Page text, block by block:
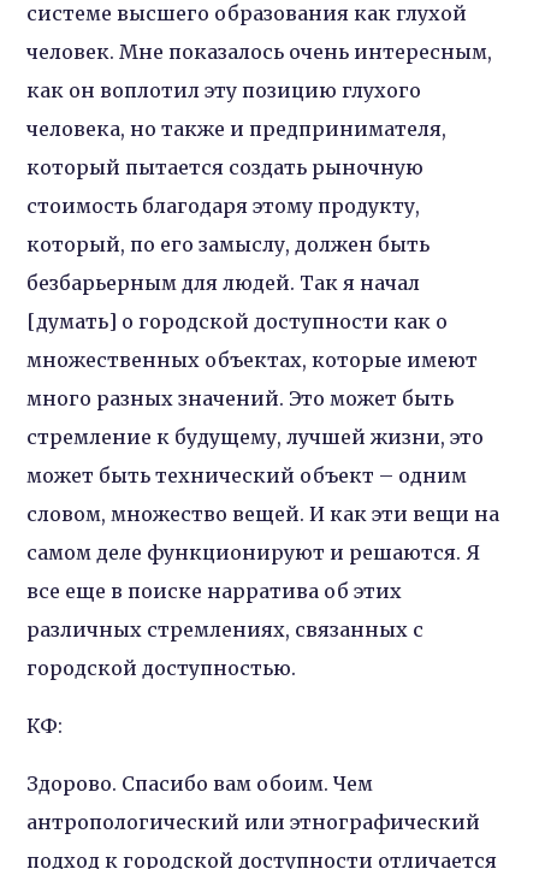
системе высшего образования как глухой
человек. Мне показалось очень интересным,
как он воплотил эту позицию глухого
человека, но также и предпринимателя,
который пытается создать рыночную
стоимость благодаря этому продукту,
который, по его замыслу, должен быть
безбарьерным для людей. Так я начал
[думать] о городской доступности как о
множественных объектах, которые имеют
много разных значений. Это может быть
стремление к будущему, лучшей жизни, это
может быть технический объект – одним
словом, множество вещей. И как эти вещи на
самом деле функционируют и решаются. Я
все еще в поиске нарратива об этих
различных стремлениях, связанных с
городской доступностью.
КФ:
Здорово. Спасибо вам обоим. Чем
антропологический или этнографический
подход к городской доступности отличается